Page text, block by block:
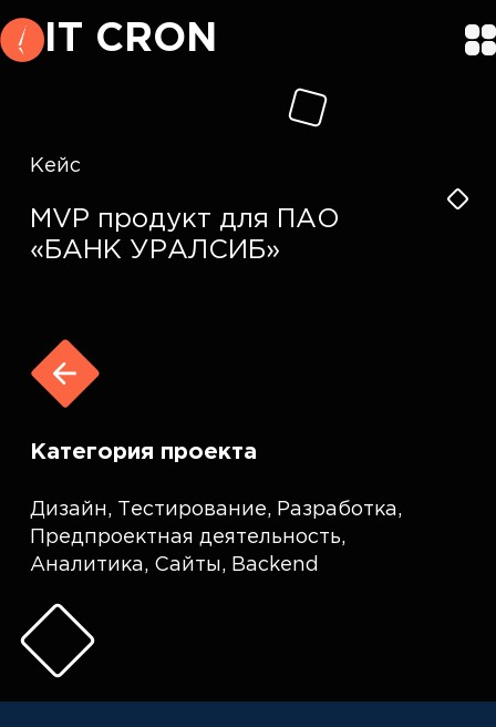
IT CRON
Кейс
MVP продукт для ПАО
«БАНК УРАЛСИБ»
Категория проекта
Дизайн, Тестирование, Разработка,
Предпроектная деятельность,
Аналитика, Сайты, Backend